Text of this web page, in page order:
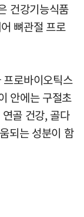
건강기능식품
뼈관절 프로
로바이오틱스
안에는 구절초
골 건강, 골다
되는 성분이 함